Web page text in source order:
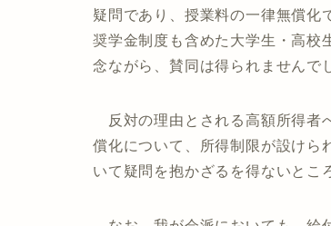
疑問であり、授業料の一律無償化
奨学金制度も含めた大学生・高校
念ながら、賛同は得られませんで
反対の理由とされる高額所得者
償化について、所得制限が設けら
いて疑問を抱かざるを得ないとこ